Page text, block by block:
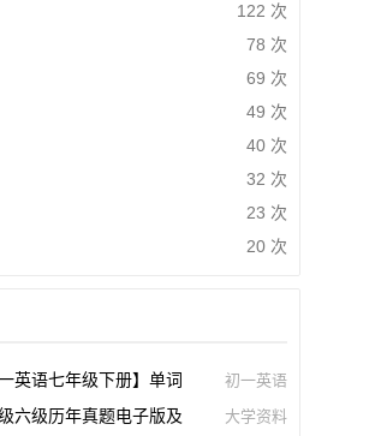
122 次
78 次
69 次
49 次
40 次
32 次
23 次
20 次
英语七年级下册】单词
力mp3音频【A0027
初一英语
六级历年真题电子版及
大学资料